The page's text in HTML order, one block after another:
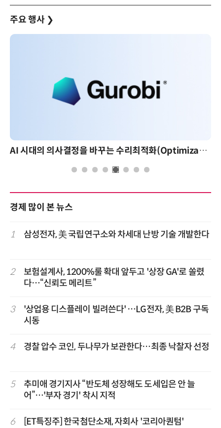
주요 행사 ❯
AI 시대의 의사결정을 바꾸는 수리최적화(Optimization): 실제 산업 적용 사례와 활용 전략
경제 많이 본 뉴스
1 삼성전자, 美 국립연구소와 차세대 난방 기술 개발한다
2
보험설계사, 1200%룰 확대 앞두고 '상장 GA'로 쏠렸
다…“신뢰도 메리트”
3
'상업용 디스플레이 빌려쓴다' …LG전자, 美 B2B 구독
시동
4 경찰 압수 코인, 두나무가 보관한다…최종 낙찰자 선정
5
추미애 경기지사 “반도체 성장해도 도세입은 안 늘
어”…'부자 경기' 착시 지적
6
[ET특징주] 한국첨단소재, 자회사 '코리아퀀텀'